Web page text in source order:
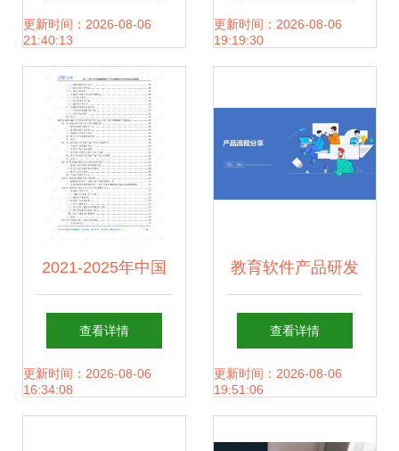
研发与应用 教育软
件的创新路径
更新时间：2026-08-06
21:40:13
智能化技改培训班
与汽车零部件行业
更新时间：2026-08-06
19:19:30
2021-2025年中国
教育软件研发与集
团管理趋势分析
查看详情
更新时间：2026-08-06
16:34:08
教育软件产品研发
流程全解析 从需求
到迭代的全面指南
查看详情
更新时间：2026-08-06
19:51:06